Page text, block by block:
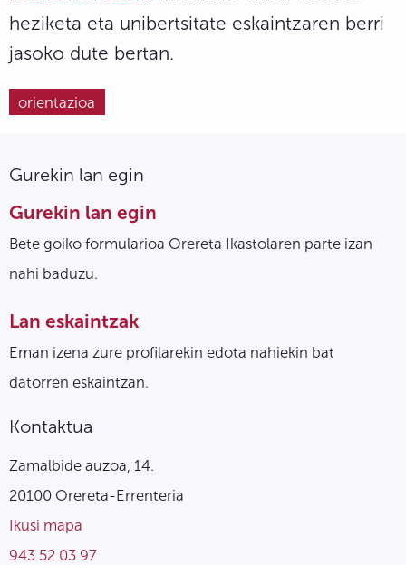
heziketa eta unibertsitate eskaintzaren berri
jasoko dute bertan.
orientazioa
Gurekin lan egin
Gurekin lan egin
Bete goiko formularioa Orereta Ikastolaren parte izan
nahi baduzu.
Lan eskaintzak
Eman izena zure profilarekin edota nahiekin bat
datorren eskaintzan.
Kontaktua
Zamalbide auzoa, 14.
20100 Orereta-Errenteria
Ikusi mapa
943 52 03 97